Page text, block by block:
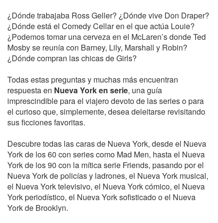
¿Dónde trabajaba Ross Geller? ¿Dónde vive Don Draper?
¿Dónde está el Comedy Cellar en el que actúa Louie?
¿Podemos tomar una cerveza en el McLaren’s donde Ted
Mosby se reunía con Barney, Lily, Marshall y Robin?
¿Dónde compran las chicas de Girls?
Todas estas preguntas y muchas más encuentran
respuesta en Nueva York en serie, una guía
imprescindible para el viajero devoto de las series o para
el curioso que, simplemente, desea deleitarse revisitando
sus ficciones favoritas.
Descubre todas las caras de Nueva York, desde el Nueva
York de los 60 con series como Mad Men, hasta el Nueva
York de los 90 con la mítica serie Friends, pasando por el
Nueva York de policías y ladrones, el Nueva York musical,
el Nueva York televisivo, el Nueva York cómico, el Nueva
York periodístico, el Nueva York sofisticado o el Nueva
York de Brooklyn.